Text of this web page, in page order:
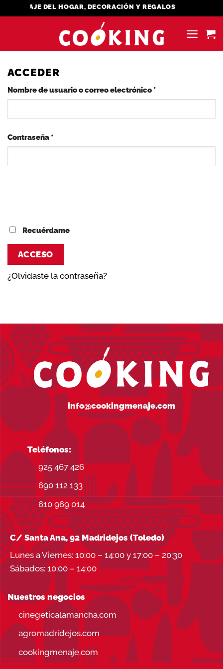
al
MENAJE DEL HOGAR, DECORACIÓN Y REGALOS
ACCEDER
Nombre de usuario o correo electrónico*Obligatorio
Contraseña*Obligatorio
Recuérdame
ACCESO
¿Olvidaste la contraseña?
info@cookingmenaje.com
Teléfonos:
925 467 426
690 112 133
610 969 014
C/ Santa Ana, 92 Madridejos (Toledo)
Lunes a Viernes: 10:00 – 14:00 y 17:00 – 20:30
Sábados: 10:00 – 14:00
Nuestros negocios
cinegeticalamancha.com
agromadridejos.com
cookingmenaje.com